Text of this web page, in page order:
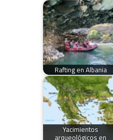
Rafting en Albania
Yacimientos
arqueológicos en